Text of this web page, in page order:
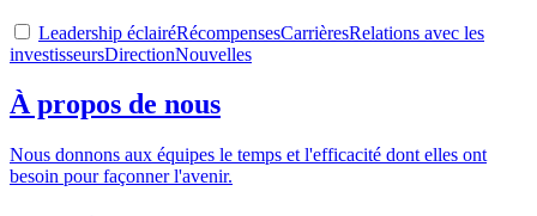
Leadership éclairéRécompensesCarrièresRelations avec les
investisseursDirectionNouvelles
À propos de nous
Nous donnons aux équipes le temps et l'efficacité dont elles ont
besoin pour façonner l'avenir.